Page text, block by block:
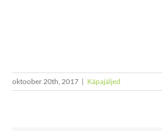
oktoober 20th, 2017 | Käpajäljed